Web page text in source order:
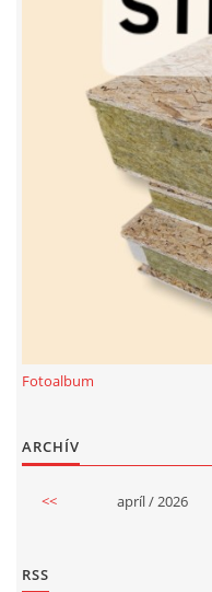
Fotoalbum
ARCHÍV
<< apríl / 2026
RSS